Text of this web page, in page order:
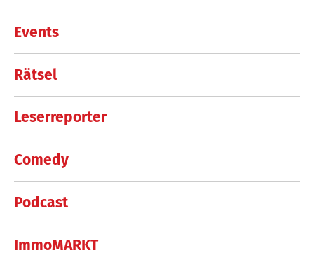
Events
Rätsel
Leserreporter
Comedy
Podcast
ImmoMARKT